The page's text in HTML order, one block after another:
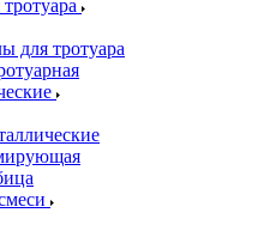
для тротуара